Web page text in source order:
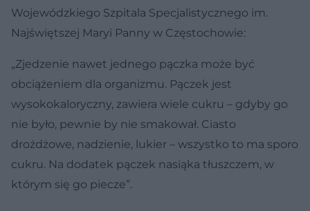
Wojewódzkiego Szpitala Specjalistycznego im.
Najświętszej Maryi Panny w Częstochowie:
„Zjedzenie nawet jednego pączka może być
obciążeniem dla organizmu. Pączek jest
wysokokaloryczny, zawiera wiele cukru – gdyby go
nie było, pewnie by nie smakował. Ciasto
drożdżowe, nadzienie, lukier – wszystko to ma sporo
cukru. Na dodatek pączek nasiąka tłuszczem, w
którym się go piecze”.